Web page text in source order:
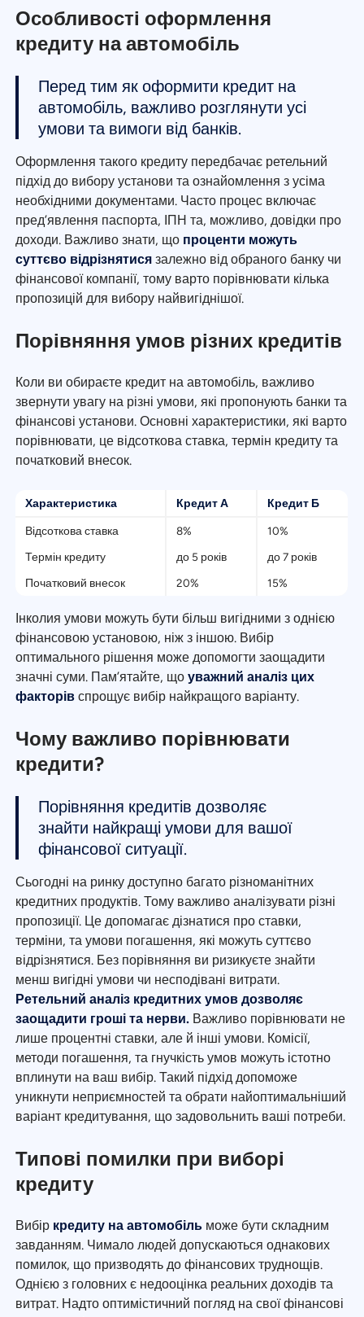
Особливості оформлення
кредиту на автомобіль
Перед тим як оформити кредит на
автомобіль, важливо розглянути усі
умови та вимоги від банків.
Оформлення такого кредиту передбачає ретельний
підхід до вибору установи та ознайомлення з усіма
необхідними документами. Часто процес включає
пред’явлення паспорта, ІПН та, можливо, довідки про
доходи. Важливо знати, що проценти можуть
суттєво відрізнятися залежно від обраного банку чи
фінансової компанії, тому варто порівнювати кілька
пропозицій для вибору найвигіднішої.
Порівняння умов різних кредитів
Коли ви обираєте кредит на автомобіль, важливо
звернути увагу на різні умови, які пропонують банки та
фінансові установи. Основні характеристики, які варто
порівнювати, це відсоткова ставка, термін кредиту та
початковий внесок.
Характеристика Кредит А Кредит Б
Відсоткова ставка 8%
10%
Термін кредиту
до 5 років
до 7 років
Початковий внесок
20% 15%
Інколия умови можуть бути більш вигідними з однією
фінансовою установою, ніж з іншою. Вибір
оптимального рішення може допомогти заощадити
значні суми. Пам’ятайте, щоуважний аналіз цих
факторів спрощує вибір найкращого варіанту.
Чому важливо порівнювати
кредити?
Порівняння кредитів дозволяє
знайти найкращі умови для вашої
фінансової ситуації.
Сьогодні на ринку доступно багато різноманітних
кредитних продуктів. Тому важливо аналізувати різні
пропозиції. Це допомагає дізнатися про ставки,
терміни, та умови погашення, які можуть суттєво
відрізнятися. Без порівняння ви ризикуєте знайти
менш вигідні умови чи несподівані витрати.
Ретельний аналіз кредитних умов дозволяє
заощадити гроші та нерви. Важливо порівнювати не
лише процентні ставки, але й інші умови. Комісії,
методи погашення, та гнучкість умов можуть істотно
вплинути на ваш вибір. Такий підхід допоможе
уникнути неприємностей та обрати найоптимальніший
варіант кредитування, що задовольнить ваші потреби.
Типові помилки при виборі
кредиту
Вибір кредиту на автомобіль може бути складним
завданням. Чимало людей допускаються однакових
помилок, що призводять до фінансових труднощів.
Однією з головних є недооцінка реальних доходів та
витрат. Надто оптимістичний погляд на свої фінансові